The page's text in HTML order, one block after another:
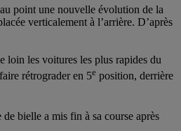
point une nouvelle évolution de la
verticalement à l’arrière. D’après
loin les voitures les plus rapides du
rétrograder en 5e position, derrière
bielle a mis fin à sa course après